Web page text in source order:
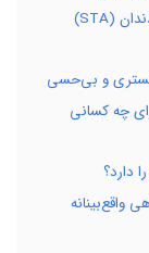
مزیت طلایی دیجیتال دنتیستری؛ بی‌حسی تک دندان (STA)
و بی‌حسی
چه کسانی
دارد؟